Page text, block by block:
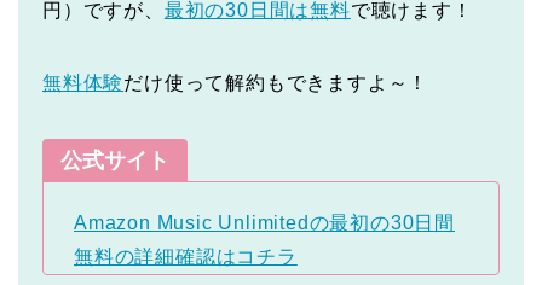
円）ですが、 最初の30日間は無料で聴けます！
無料体験だけ使って解約もできますよ～！
公式サイト
Amazon Music Unlimitedの最初の30日間
無料の詳細確認はコチラ